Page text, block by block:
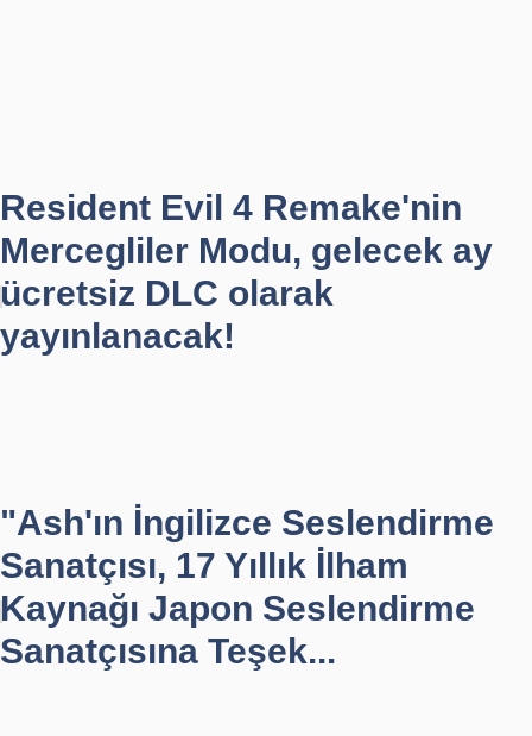
Resident Evil 4 Remake'nin
Mercegliler Modu, gelecek ay
ücretsiz DLC olarak
yayınlanacak!
"Ash'ın İngilizce Seslendirme
Sanatçısı, 17 Yıllık İlham
Kaynağı Japon Seslendirme
Sanatçısına Teşek...